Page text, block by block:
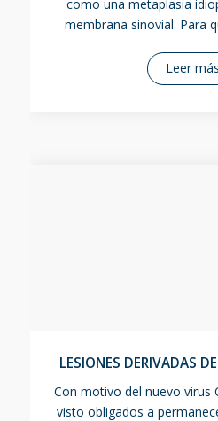
como una metaplasia
membrana sinovial. Para
Leer más
LESIONES DERIVADAS
Con motivo del nuevo virus
visto obligados a